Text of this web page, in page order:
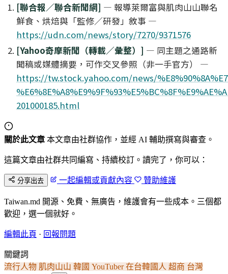
[聯合報／聯合新聞網] — 報導萊爾富與肌肉山山聯名
鮮食、烘焙與「監修／研發」敘事 —
https://udn.com/news/story/7270/9371576
[Yahoo奇摩新聞（轉載／彙整）] — 同主題之通路新
聞稿或媒體摘要，可作交叉參照（非一手官方） —
https://tw.stock.yahoo.com/news/
201000185.html
關於此文章 本文章由社群協作，並經 AI 輔助撰寫與審查。
這篇文章由社群共同編寫、持續校訂。讀完了，你可以：
分享出去 一起編輯或貢獻內容 贊助維護
Taiwan.md 開源、免費、無廣告，維護會有一些成本。三個都
歡迎，選一個就好。
編輯此頁 · 回報問題
關鍵詞
流行人物 肌肉山山 韓國 YouTuber在台韓國人 超商 台灣